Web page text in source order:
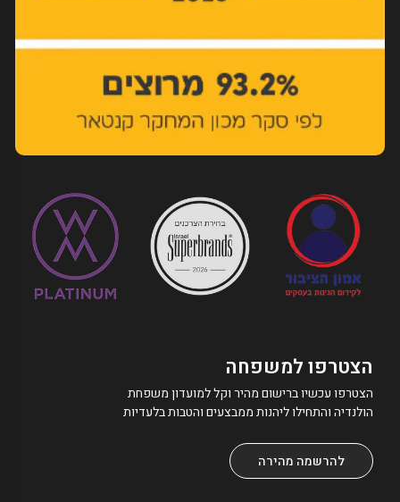
הצטרפו למשפחה
הצטרפו עכשיו ברישום מהיר וקל למועדון משפחת
הולנדיה והתחילו ליהנות ממבצעים והטבות בלעדיות
להרשמה מהירה